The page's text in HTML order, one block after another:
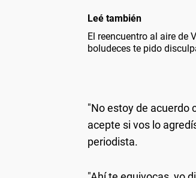
Leé también
El reencuentro al aire de
boludeces te pido
"No estoy de acuerdo
acepte si vos lo
periodista.